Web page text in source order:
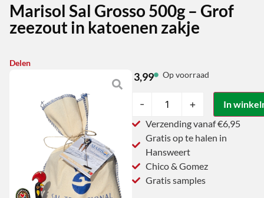
Marisol Sal Grosso 500g – Grof
zeezout in katoenen zakje
Delen
3,99 Op voorraad
- +
In
Verzending vanaf €6,95
Gratis op te halen in
Hansweert
Chico & Gomez
Gratis samples